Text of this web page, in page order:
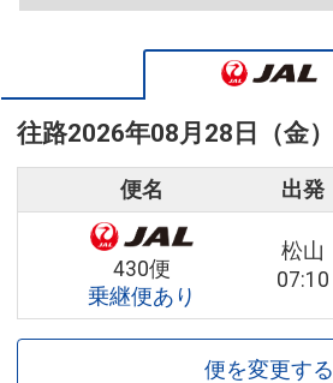
往路2026年08月28日（金）
便名 出発
430便
乗継便あり
松山
07:10
便を変更する